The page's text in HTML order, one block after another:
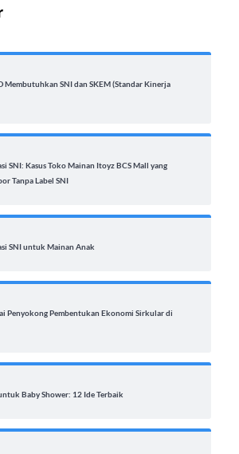
Membutuhkan SNI dan SKEM (Standar Kinerja
SNI: Kasus Toko Mainan Itoyz BCS Mall yang
Tanpa Label SNI
SNI untuk Mainan Anak
Penyokong Pembentukan Ekonomi Sirkular di
Baby Shower: 12 Ide Terbaik